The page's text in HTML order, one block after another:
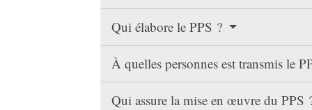
Qui élabore le PPS ?
À quelles personnes est transmis le
Qui assure la mise en œuvre du PPS